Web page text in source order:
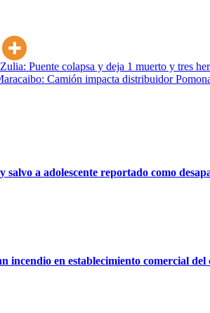
Puente colapsa y deja 1 muerto y tres
Camión impacta distribuidor
salvo a adolescente reportado como
incendio en establecimiento comercial